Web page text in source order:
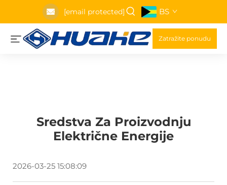
[email protected] BS
Zatražite ponudu
Sredstva Za Proizvodnju
Električne Energije
2026-03-25 15:08:09